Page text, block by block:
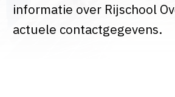
informatie over Rijschool
actuele contactgegevens.